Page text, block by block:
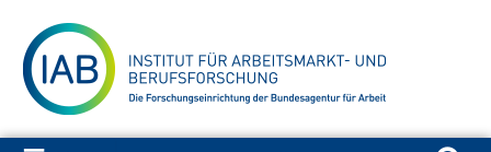
zum
Inhalt
Suchen nach: